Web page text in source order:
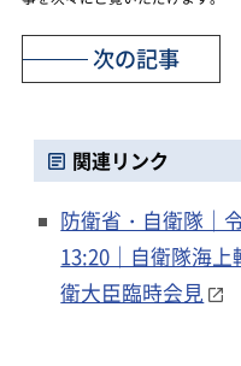
次の記事
関連リンク
防衛省・自衛隊｜
13:20｜自衛隊海
衛大臣臨時会見